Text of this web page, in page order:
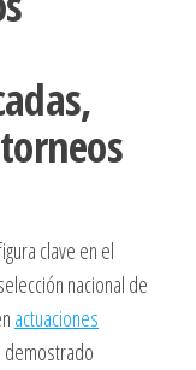
clave en el
nacional de
actuaciones
demostrado